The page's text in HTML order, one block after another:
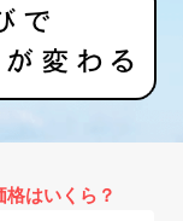
はいくら？